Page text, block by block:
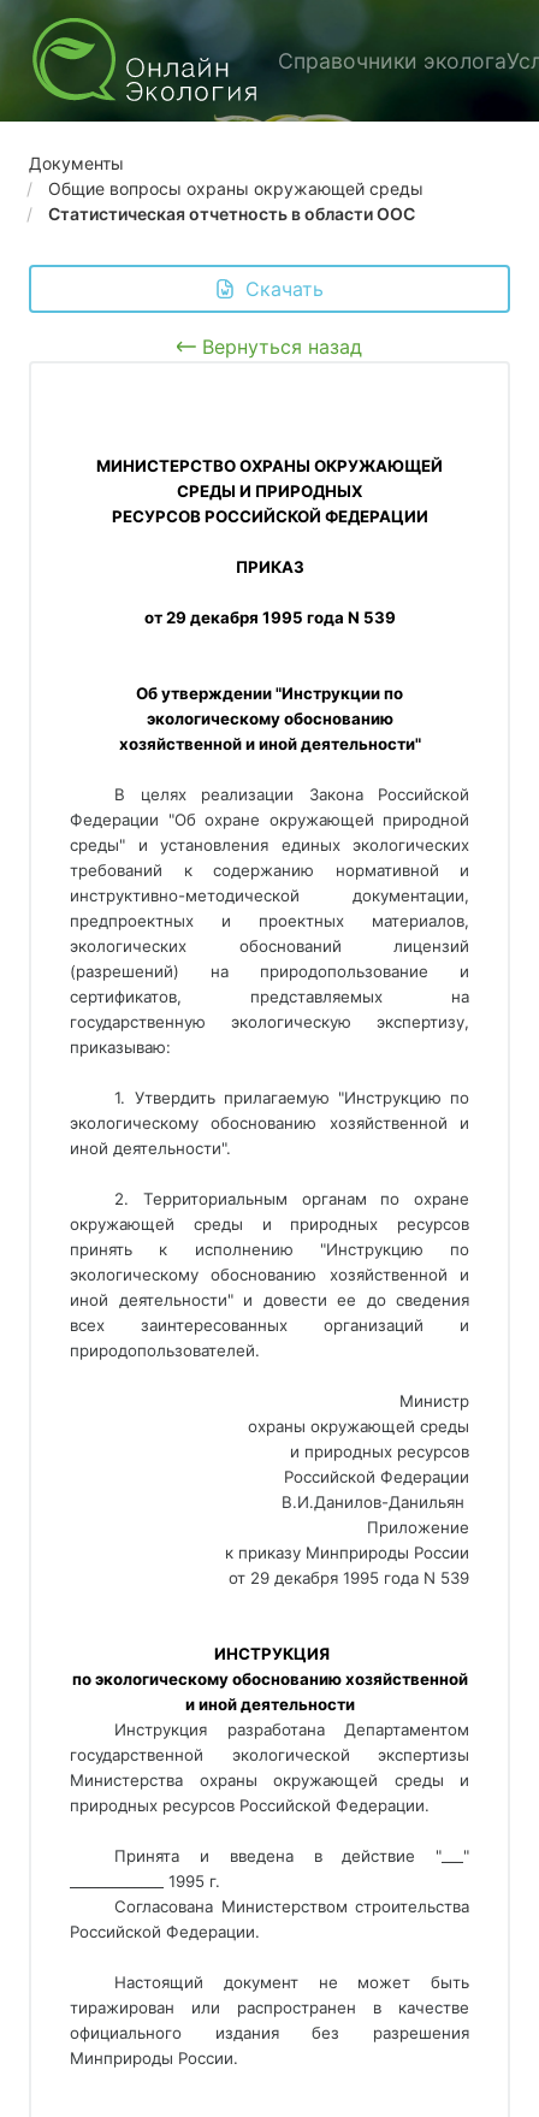
Справочники эколога
Документы
Общие вопросы охраны окружающей среды
Статистическая отчетность в области ООС
Скачать
Вернуться назад
СРЕДЫ И ПРИРОДНЫХ
РЕСУРСОВ РОССИЙСКОЙ ФЕДЕРАЦИИ
ПРИКАЗ
от 29 декабря 1995 года N 539
Об утверждении "Инструкции по
экологическому обоснованию
хозяйственной и иной деятельности"
В целях реализации Закона Российской
Федерации "Об охране окружающей природной
среды" и установления единых экологических
требований к содержанию нормативной и
инструктивно-методической документации,
предпроектных и проектных материалов,
экологических обоснований лицензий
(разрешений) на природопользование и
сертификатов, представляемых на
государственную экологическую экспертизу,
приказываю:
1. Утвердить прилагаемую "Инструкцию по
экологическому обоснованию хозяйственной и
иной деятельности".
2. Территориальным органам по охране
окружающей среды и природных ресурсов
принять к исполнению "Инструкцию по
экологическому обоснованию хозяйственной и
иной деятельности" и довести ее до сведения
всех заинтересованных организаций и
природопользователей.
Министр
охраны окружающей среды
и природных ресурсов
Российской Федерации
В.И.Данилов-Данильян
Приложение
к приказу Минприроды России
от 29 декабря 1995 года N 539
ИНСТРУКЦИЯ
по экологическому обоснованию хозяйственной
и иной деятельности
Инструкция разработана Департаментом
государственной экологической экспертизы
Министерства охраны окружающей среды и
природных ресурсов Российской Федерации.
Принята и введена в действие "___"
_____________ 1995 г.
Согласована Министерством строительства
Российской Федерации.
Настоящий документ не может быть
тиражирован или распространен в качестве
официального издания без разрешения
Минприроды России.